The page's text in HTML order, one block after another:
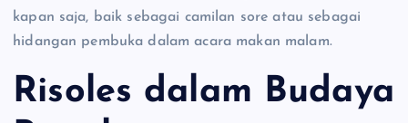
kapan saja, baik sebagai camilan sore atau sebagai
hidangan pembuka dalam acara makan malam.
Risoles dalam Budaya